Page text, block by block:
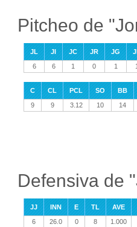
Pitcheo de
JL JI JC JR JG
6
6 1 0 1
C CL PCL SO
BB
9
9 3.12 10 14
Defensiva de
JJ INN E TL
AVE
6
26.0 0 8 1.000